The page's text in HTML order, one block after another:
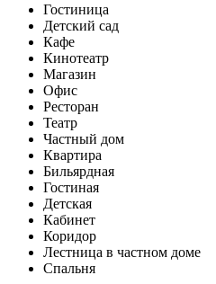
Гостиница
Детский сад
Кафе
Кинотеатр
Магазин
Офис
Ресторан
Театр
Частный дом
Квартира
Бильярдная
Гостиная
Детская
Кабинет
Коридор
Лестница в частном доме
Спальня